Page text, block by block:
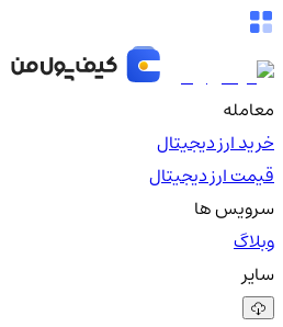
معامله
خرید ارز دیجیتال
قیمت ارز دیجیتال
سرویس ها
وبلاگ
سایر